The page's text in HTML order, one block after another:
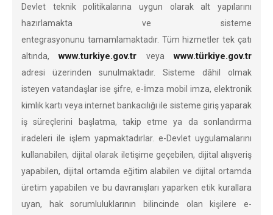
Devlet teknik politikalarına uygun olarak alt yapılarını
hazırlamakta ve sisteme
entegrasyonunu tamamlamaktadır. Tüm hizmetler tek çatı
altında,www.turkiye.gov.tr veyawww.türkiye.gov.tr
adresi üzerinden sunulmaktadır. Sisteme dâhil olmak
isteyen vatandaşlar ise şifre, e-İmza mobil imza, elektronik
kimlik kartı veya internet bankacılığı ile sisteme giriş yaparak
iş süreçlerini başlatma, takip etme ya da sonlandırma
iradeleri ile işlem yapmaktadırlar. e-Devlet uygulamalarını
kullanabilen, dijital olarak iletişime geçebilen, dijital alışveriş
yapabilen, dijital ortamda eğitim alabilen ve dijital ortamda
üretim yapabilen ve bu davranışları yaparken etik kurallara
uyan, hak sorumluluklarının bilincinde olan kişilere e-